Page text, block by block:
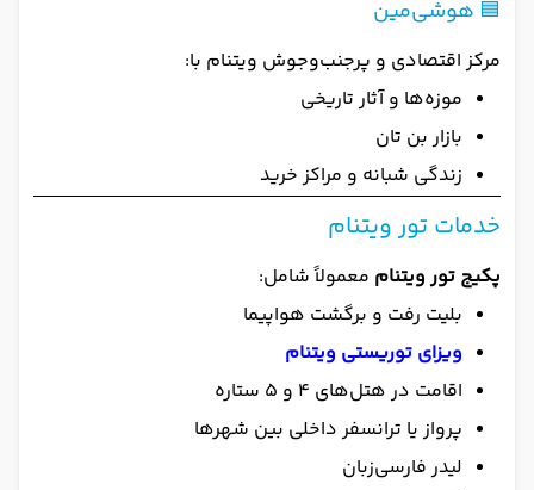
🟦 هوشی‌مین
مرکز اقتصادی و پرجنب‌وجوش ویتنام با:
موزه‌ها و آثار تاریخی
بازار بن تان
زندگی شبانه و مراکز خرید
خدمات تور ویتنام
پکیج تور ویتنام معمولاً شامل:
بلیت رفت و برگشت هواپیما
ویزای توریستی ویتنام
اقامت در هتل‌های ۴ و ۵ ستاره
پرواز یا ترانسفر داخلی بین شهرها
لیدر فارسی‌زبان